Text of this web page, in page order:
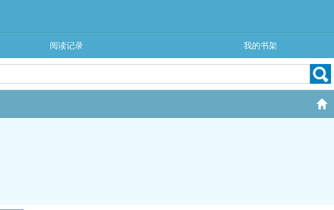
阅读记录 我的书架